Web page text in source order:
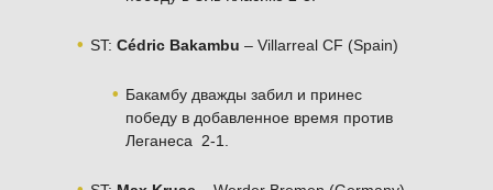
ST: Cédric Bakambu – Villarreal CF (Spain)
Бакамбу дважды забил и принес
победу в добавленное время против
Леганеса 2-1.